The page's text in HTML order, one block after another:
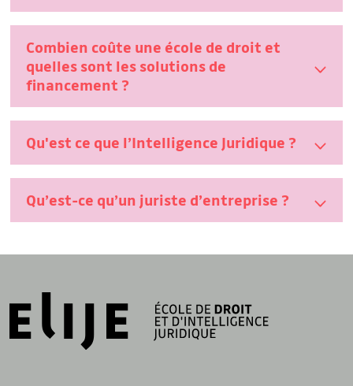
Combien coûte une école de droit et
quelles sont les solutions de
financement ?
Qu'est ce que l’Intelligence Juridique ?
Qu’est-ce qu’un juriste d’entreprise ?